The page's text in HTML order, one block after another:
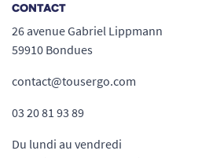
Améliore l’autonomie et
personnes à mobilité
convalescence.
Permet d’utiliser le
pour un usage
Le dossier confort pour
CONTACT
26 avenue Gabriel Lippmann
59910 Bondues
contact@tousergo.com
03 20 81 93 89
Du lundi au vendredi